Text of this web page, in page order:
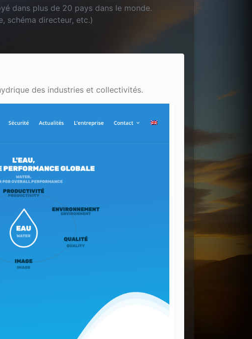
dans plus de 20 pays dans le monde.
schéma directeur, etc.)
des industries et collectivités.